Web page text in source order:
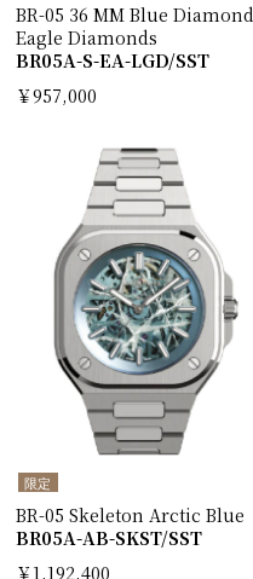
BR-05 36 MM Blue Diamond
Eagle Diamonds
BR05A-S-EA-LGD/SST
￥957,000
限定
BR-05 Skeleton Arctic Blue
BR05A-AB-SKST/SST
￥1,192,400